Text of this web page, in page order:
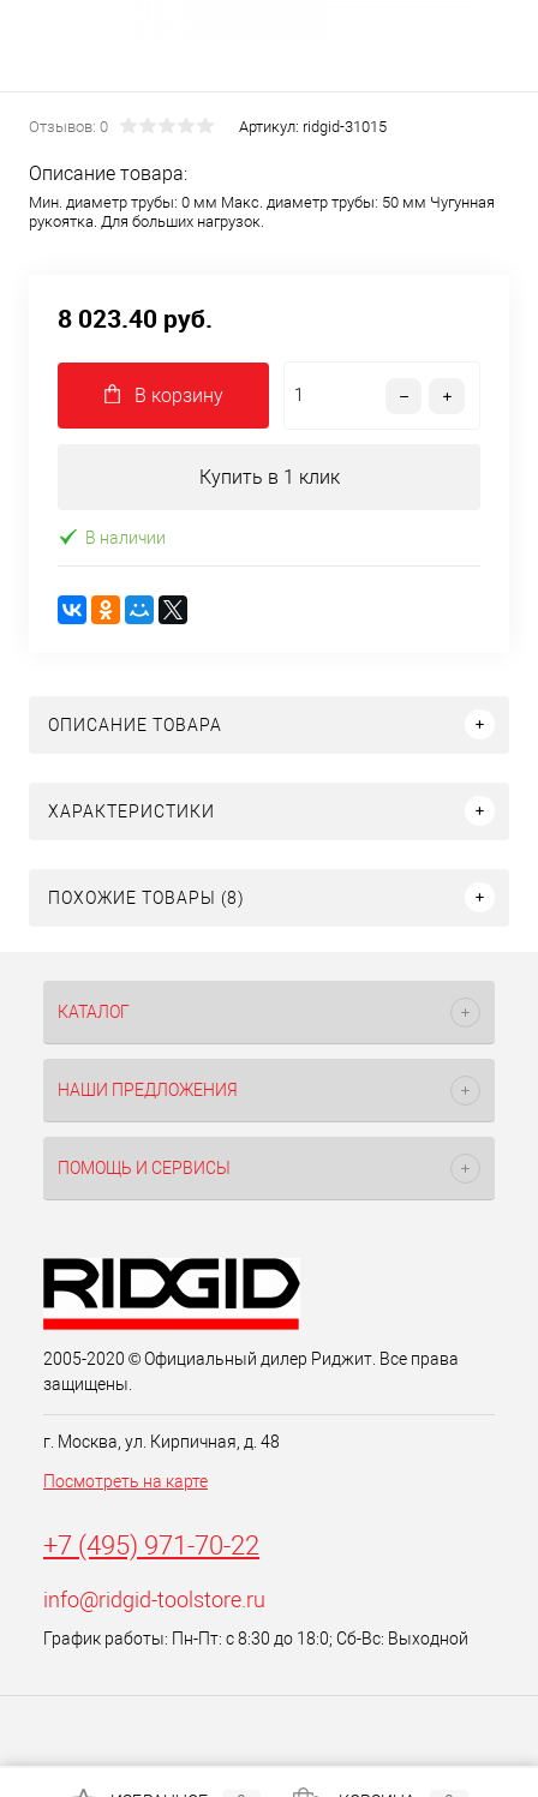
Отзывов: 0 Артикул: ridgid-31015
Описание товара:
Мин. диаметр трубы: 0 мм Макс. диаметр трубы: 50 мм Чугунная
рукоятка. Для больших нагрузок.
8 023.40 руб.
В корзину
Купить в 1 клик
В наличии
ОПИСАНИЕ ТОВАРА
ХАРАКТЕРИСТИКИ
ПОХОЖИЕ ТОВАРЫ (8)
КАТАЛОГ
НАШИ ПРЕДЛОЖЕНИЯ
ПОМОЩЬ И СЕРВИСЫ
2005-2020 © Официальный дилер Риджит. Все права
защищены.
г. Москва, ул. Кирпичная, д. 48
Посмотреть на карте
+7 (495) 971-70-22
info@ridgid-toolstore.ru
График работы: Пн-Пт: с 8:30 до 18:0; Сб-Вс: Выходной